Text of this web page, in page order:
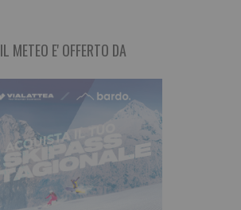
IL METEO E' OFFERTO DA